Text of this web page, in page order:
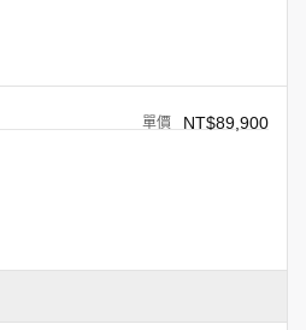
NT$89,900